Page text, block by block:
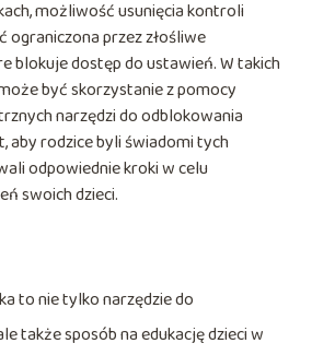
możliwość usunięcia kontroli
ograniczona przez złośliwe
blokuje dostęp do ustawień. W takich
być skorzystanie z pomocy
narzędzi do odblokowania
aby rodzice byli świadomi tych
odpowiednie kroki w celu
swoich dzieci.
to nie tylko narzędzie do
także sposób na edukację dzieci w